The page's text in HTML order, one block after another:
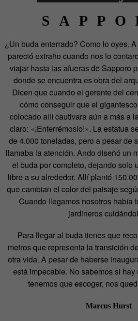
¿Un buda enterrado? Como lo oyes.
pareció extraño cuando nos lo
viajar hasta las afueras de Sapporo
donde se encuentra es obra del
Dicen que cuando el gerente del
cómo conseguir que el
colocado allí cautivara aún a más a
claro: «¡Enterrémoslo!». La estatua
de 4.000 toneladas, pero a pesar de
llamaba la atención. Ando diseñó un
el buda por completo, dejando solo
libre a su alrededor. Allí plantó
que cambian el color del paisaje
Cuando llegamos nosotros había
jardineros
Para llegar al buda tienes que
metros que representa la transición
otra vida. A pesar de haberse
está impecable. No sabemos si hay
tenemos que escoger, nos
Marcus Hurst